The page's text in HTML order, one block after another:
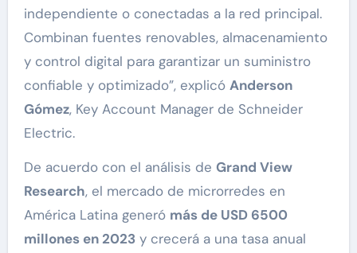
independiente o conectadas a la red principal.
Combinan fuentes renovables, almacenamiento
y control digital para garantizar un suministro
confiable y optimizado”, explicó Anderson
Gómez, Key Account Manager de Schneider
Electric.
De acuerdo con el análisis de Grand View
Research, el mercado de microrredes en
América Latina generó más de USD 6500
millones en 2023y crecerá a una tasa anual